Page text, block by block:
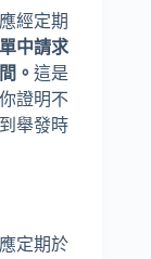
經定期
中請求
。 這是
證明不
舉發時
定期於